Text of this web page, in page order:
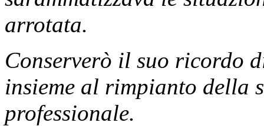
arrotata.
Conserverò il suo ricordo
insieme al rimpianto della
professionale.